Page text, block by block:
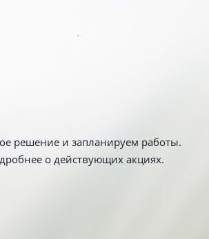
решение и запланируем работы.
о действующих акциях.